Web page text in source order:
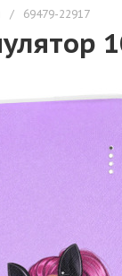
/ 69479-22917